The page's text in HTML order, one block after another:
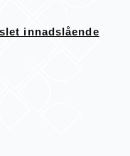
innadslående